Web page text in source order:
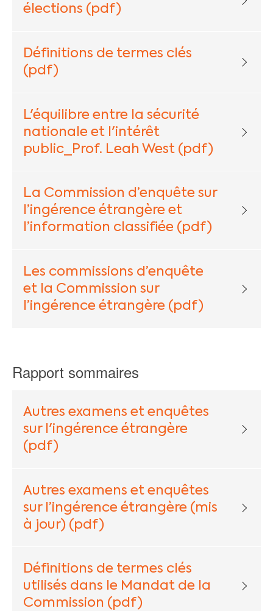
élections (pdf)
Définitions de termes clés
(pdf)
L'équilibre entre la sécurité
nationale et l'intérêt
public_Prof. Leah West (pdf)
La Commission d’enquête sur
l’ingérence étrangère et
l’information classifiée (pdf)
Les commissions d’enquête
et la Commission sur
l’ingérence étrangère (pdf)
Rapport sommaires
Autres examens et enquêtes
sur l'ingérence étrangère
(pdf)
Autres examens et enquêtes
sur l’ingérence étrangère (mis
à jour) (pdf)
Définitions de termes clés
utilisés dans le Mandat de la
Commission (pdf)